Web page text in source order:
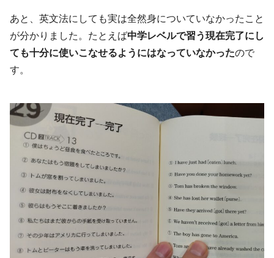
あと、英文法にしても実は全然身についていなかったこと
が分かりました。たとえば中学レベルで習う現在完了にし
ても十分に使いこなせるようにはなっていなかったので
す。